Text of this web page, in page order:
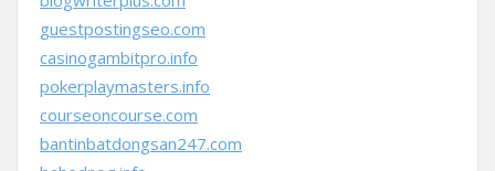
guestpostingseo.com
casinogambitpro.info
pokerplaymasters.info
courseoncourse.com
bantinbatdongsan247.com